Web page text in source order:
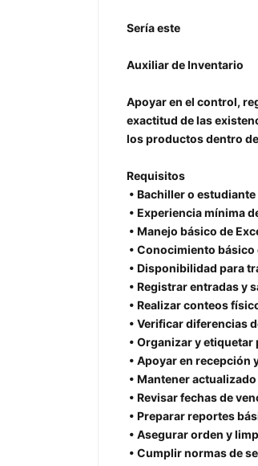
Sería este
Auxiliar de Inventario
Apoyar en el control,
exactitud de las
los productos dentro
Requisitos
• Bachiller o
• Experiencia mínima
• Manejo básico de
• Conocimiento básico
• Disponibilidad para
• Registrar entradas y
• Realizar conteos
• Verificar diferencias
• Organizar y
• Apoyar en recepción
• Mantener
• Revisar fechas de
• Preparar reportes
• Asegurar orden y
• Cumplir normas de